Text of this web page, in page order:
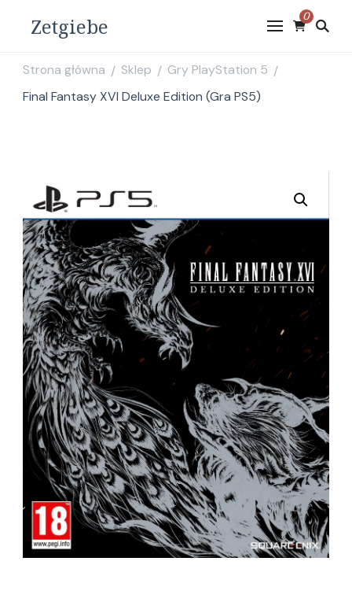
Zetgiebe 0
Strona główna / Sklep / Gry PlayStation 5 /
Final Fantasy XVI Deluxe Edition (Gra PS5)